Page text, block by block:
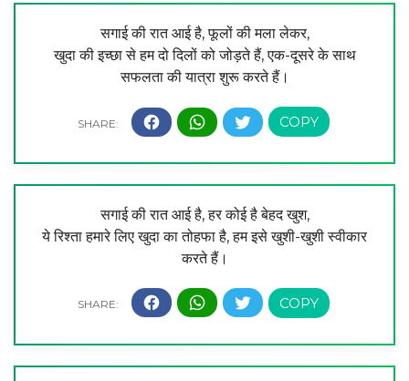
सगाई की रात आई है, फूलों की मला लेकर,
खुदा की इच्छा से हम दो दिलों को जोड़ते हैं, एक-दूसरे के साथ
सफलता की यात्रा शुरू करते हैं।
सगाई की रात आई है, हर कोई है बेहद खुश,
ये रिश्ता हमारे लिए खुदा का तोहफा है, हम इसे खुशी-खुशी स्वीकार
करते हैं।